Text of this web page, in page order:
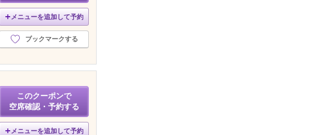
メニューを追加して予約
ブックマークする
このクーポンで
空席確認・予約する
メニューを追加して予約